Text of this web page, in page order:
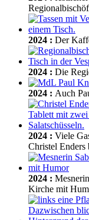
2024 : Der
2024 : Die
2024 : Auch
2024 : Viele
Christel Enders
2024 :
Kirche mit